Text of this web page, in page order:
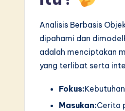
ft
w
Analisis Berbasis
dipahami dan
adalah menciptakan
yang terlibat serta
Fokus:
Masukan:Cerita